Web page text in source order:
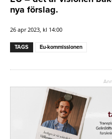
nya förslag.
26 apr 2023, kl 14:00
TAGS Eu-kommissionen